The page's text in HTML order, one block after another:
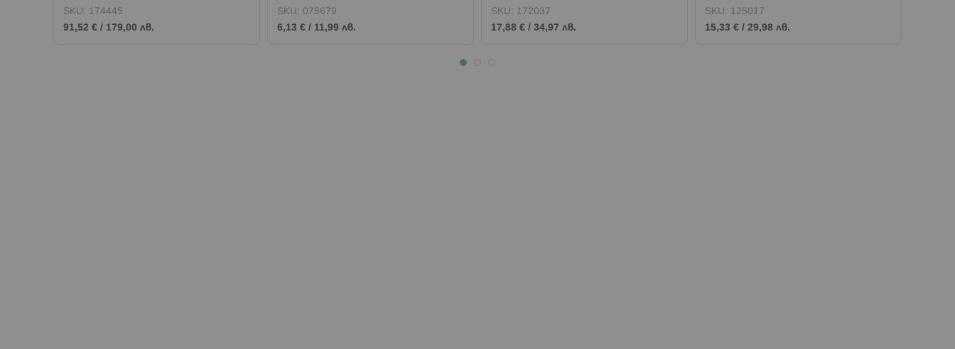
фигурки
SKU: 174445
91,52 € / 179,00 лв.
SKU: 075679
6,13 € / 11,99 лв.
средство
SKU: 172037
17,88 € / 34,97 лв.
SKU: 125017
15,33 € / 29,98 лв.